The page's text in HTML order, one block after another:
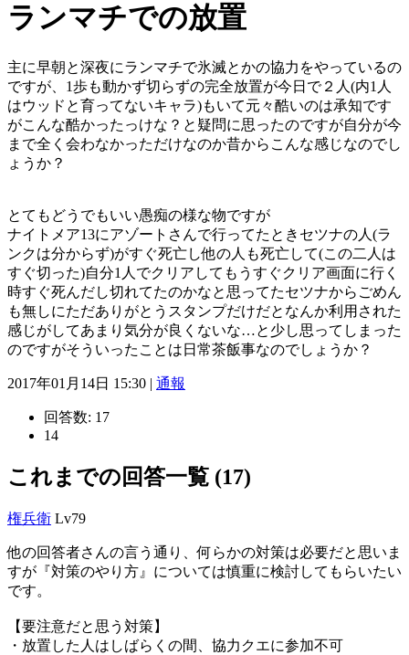
ランマチでの放置
主に早朝と深夜にランマチで氷滅とかの協力をやっているの
ですが、1歩も動かず切らずの完全放置が今日で２人(内1人
はウッドと育ってないキャラ)もいて元々酷いのは承知です
がこんな酷かったっけな？と疑問に思ったのですが自分が今
まで全く会わなかっただけなのか昔からこんな感じなのでし
ょうか？
とてもどうでもいい愚痴の様な物ですが
ナイトメア13にアゾートさんで行ってたときセツナの人(ラ
ンクは分からず)がすぐ死亡し他の人も死亡して(この二人は
すぐ切った)自分1人でクリアしてもうすぐクリア画面に行く
時すぐ死んだし切れてたのかなと思ってたセツナからごめん
も無しにただありがとうスタンプだけだとなんか利用された
感じがしてあまり気分が良くないな…と少し思ってしまった
のですがそういったことは日常茶飯事なのでしょうか？
2017年01月14日 15:30 | 通報
回答数: 17
14
これまでの回答一覧 (17)
権兵衛 Lv79
他の回答者さんの言う通り、何らかの対策は必要だと思いま
すが『対策のやり方』については慎重に検討してもらいたい
です。
【要注意だと思う対策】
・放置した人はしばらくの間、協力クエに参加不可